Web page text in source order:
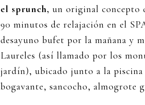
el sprunch, un original concepto
90 minutos de relajación en el
desayuno bufet por la mañana y
Laureles (así llamado por los
jardín), ubicado junto a la
bogavante, sancocho, almogrote